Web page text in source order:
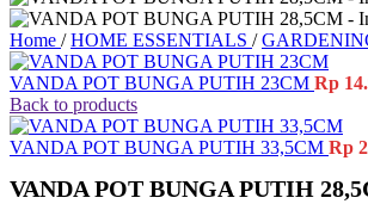
Home / HOME ESSENTIALS /
VANDA POT BUNGA PUTIH 23CM Rp
Back to products
VANDA POT BUNGA PUTIH 33,5CM Rp
VANDA POT BUNGA PUTIH